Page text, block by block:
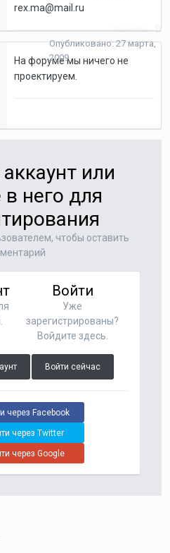
rex.ma@mail.ru
Жалоба
Опубликовано:27 марта,
2009
На форуме мы ничего не
проектируем.
или
него для
чтобы оставить
Войти
Уже
зарегистрированы?
Войдите здесь.
Войти сейчас
через Facebook
через Twitter
через Google